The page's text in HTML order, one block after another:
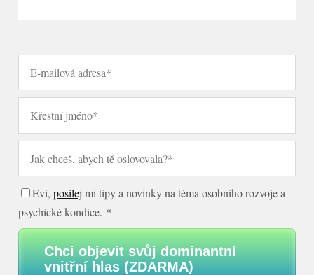
Evi,posílej mi tipy a novinky na téma osobního rozvoje a
psychické kondice. *
Chci objevit svůj dominantní
vnitřní hlas (ZDARMA)